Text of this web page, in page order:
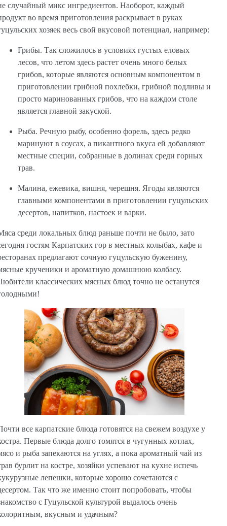
случайный микс ингредиентов. Наоборот, каждый
во время приготовления раскрывает в руках
хозяек весь свой вкусовой потенциал, например:
Грибы. Так сложилось в условиях густых еловых
лесов, что летом здесь растет очень много белых
грибов, которые являются основным компонентом в
приготовлении грибной похлебки, грибной подливы и
просто маринованных грибов, что на каждом столе
является главной закуской.
Рыба. Речную рыбу, особенно форель, здесь редко
маринуют в соусах, а пикантного вкуса ей добавляют
местные специи, собранные в долинах среди горных
трав.
Малина, ежевика, вишня, черешня. Ягоды являются
главными компонентами в приготовлении гуцульских
десертов, напитков, настоек и варки.
среди локальных блюд раньше почти не было, зато
гостям Карпатских гор в местных колыбах, кафе и
предлагают сочную гуцульскую буженину,
крученики и ароматную домашнюю колбасу.
классических мясных блюд точно не останутся
все карпатские блюда готовятся на свежем воздухе у
Первые блюда долго томятся в чугунных котлах,
и рыба запекаются на углях, а пока ароматный чай из
бурлит на костре, хозяйки успевают на кухне испечь
лепешки, которые хорошо сочетаются с
Так что же именно стоит попробовать, чтобы
с Гуцульской культурой выдалось очень
вкусным и удачным?